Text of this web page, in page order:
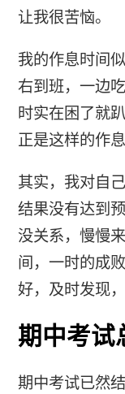
让我很苦恼。
我的作息时间
右到班，一边
时实在困了就
正是这样的作
其实，我对自
结果没有达到
没关系，慢慢
间，一时的成
好，及时发现
期中考试
期中考试已然